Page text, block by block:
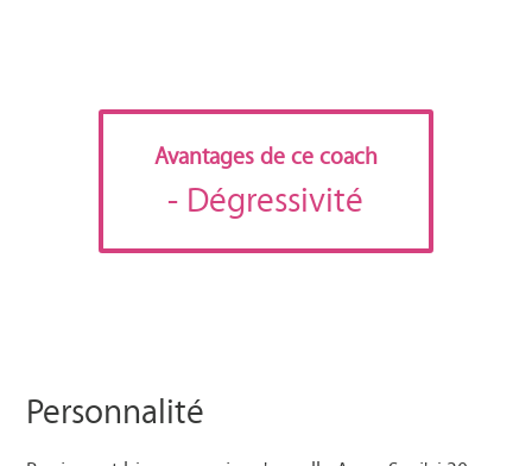
Avantages de ce coach
- Dégressivité
Personnalité